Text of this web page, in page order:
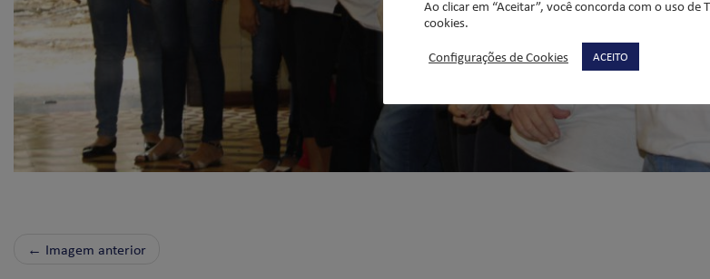
← Imagem anterior
Ao clicar em “Aceitar”, você concorda com o uso de
cookies.
Configurações de Cookies
ACEITO